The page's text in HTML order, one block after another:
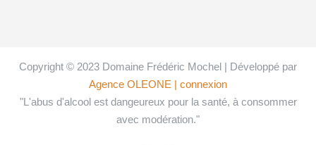
Copyright © 2023 Domaine Frédéric Mochel | Développé par
Agence OLEONE | connexion
"L'abus d'alcool est dangeureux pour la santé, à consommer
avec modération."